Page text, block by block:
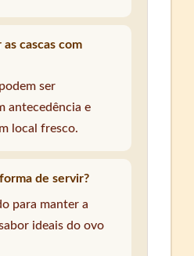
cascas com
ser
antecedência e
local fresco.
de servir?
para manter a
ideais do ovo